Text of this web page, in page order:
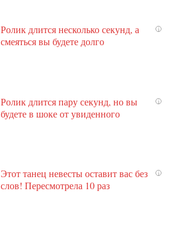
i
Ролик длится несколько секунд, а
смеяться вы будете долго
i
Ролик длится пару секунд, но вы
будете в шоке от увиденного
i
Этот танец невесты оставит вас без
слов! Пересмотрела 10 раз